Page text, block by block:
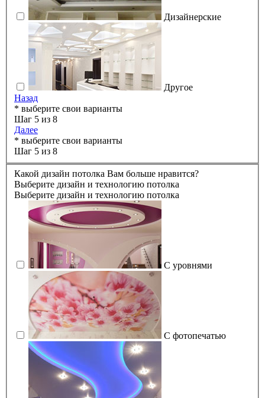
Дизайнерские
Другое
Назад
* выберите свои варианты
Шаг 5 из 8
Далее
* выберите свои варианты
Шаг 5 из 8
Какой дизайн потолка Вам больше нравится?
Выберите дизайн и технологию потолка
Выберите дизайн и технологию потолка
С уровнями
С фотопечатью